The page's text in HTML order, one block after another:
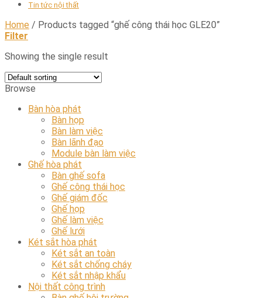
Tin tức nội thất
Home / Products tagged “ghế công thái học GLE20”
Filter
Showing the single result
Browse
Bàn hòa phát
Bàn họp
Bàn làm việc
Bàn lãnh đạo
Module bàn làm việc
Ghế hòa phát
Bàn ghế sofa
Ghế công thái học
Ghế giám đốc
Ghế họp
Ghế làm việc
Ghế lưới
Két sắt hòa phát
Két sắt an toàn
Két sắt chống cháy
Két sắt nhập khẩu
Nội thất công trình